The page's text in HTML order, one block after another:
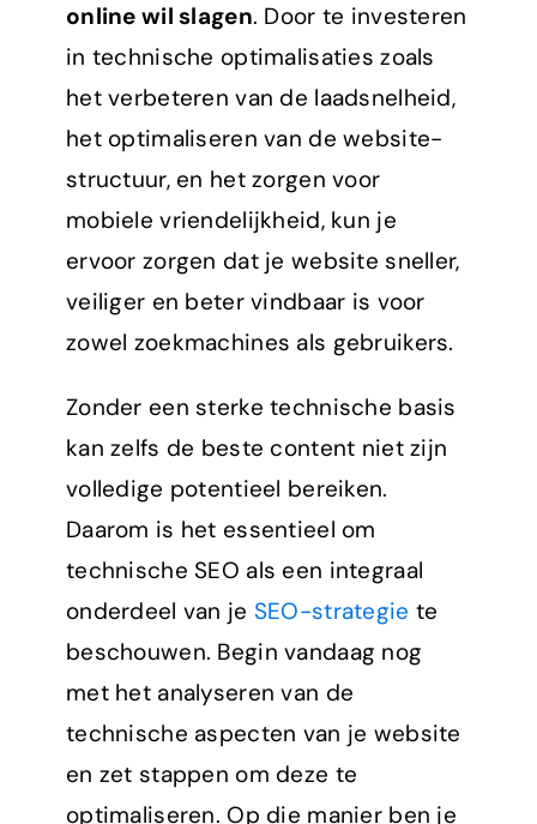
online wil slagen. Door te investeren
in technische optimalisaties zoals
het verbeteren van de laadsnelheid,
het optimaliseren van de website-
structuur, en het zorgen voor
mobiele vriendelijkheid, kun je
ervoor zorgen dat je website sneller,
veiliger en beter vindbaar is voor
zowel zoekmachines als gebruikers.
Zonder een sterke technische basis
kan zelfs de beste content niet zijn
volledige potentieel bereiken.
Daarom is het essentieel om
technische SEO als een integraal
onderdeel van je SEO-strategie te
beschouwen. Begin vandaag nog
met het analyseren van de
technische aspecten van je website
en zet stappen om deze te
optimaliseren. Op die manier ben je